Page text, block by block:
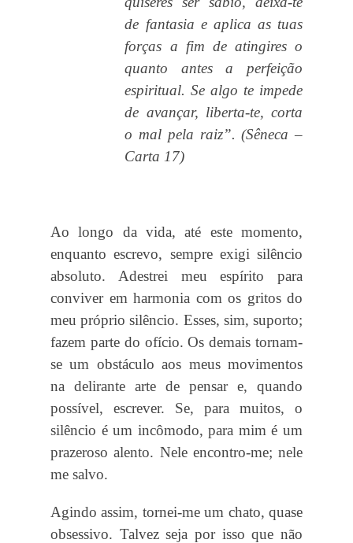
de fantasia e aplica as tuas
forças a fim de atingires o
quanto antes a perfeição
espiritual. Se algo te impede
de avançar, liberta-te, corta
o mal pela raiz”. (Sêneca –
Carta 17)
Ao longo da vida, até este momento,
enquanto escrevo, sempre exigi silêncio
absoluto. Adestrei meu espírito para
conviver em harmonia com os gritos do
meu próprio silêncio. Esses, sim, suporto;
fazem parte do ofício. Os demais tornam-
se um obstáculo aos meus movimentos
na delirante arte de pensar e, quando
possível, escrever. Se, para muitos, o
silêncio é um incômodo, para mim é um
prazeroso alento. Nele encontro-me; nele
me salvo.
Agindo assim, tornei-me um chato, quase
obsessivo. Talvez seja por isso que não